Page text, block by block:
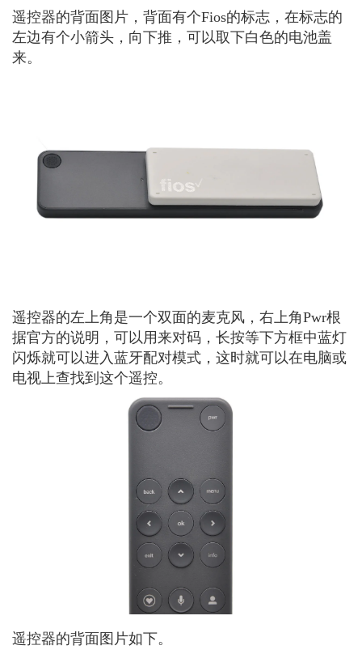
遥控器的背面图片，背面有个Fios的标志，在标志的
左边有个小箭头，向下推，可以取下白色的电池盖
来。
遥控器的左上角是一个双面的麦克风，右上角Pwr根
据官方的说明，可以用来对码，长按等下方框中蓝灯
闪烁就可以进入蓝牙配对模式，这时就可以在电脑或
电视上查找到这个遥控。
遥控器的背面图片如下。